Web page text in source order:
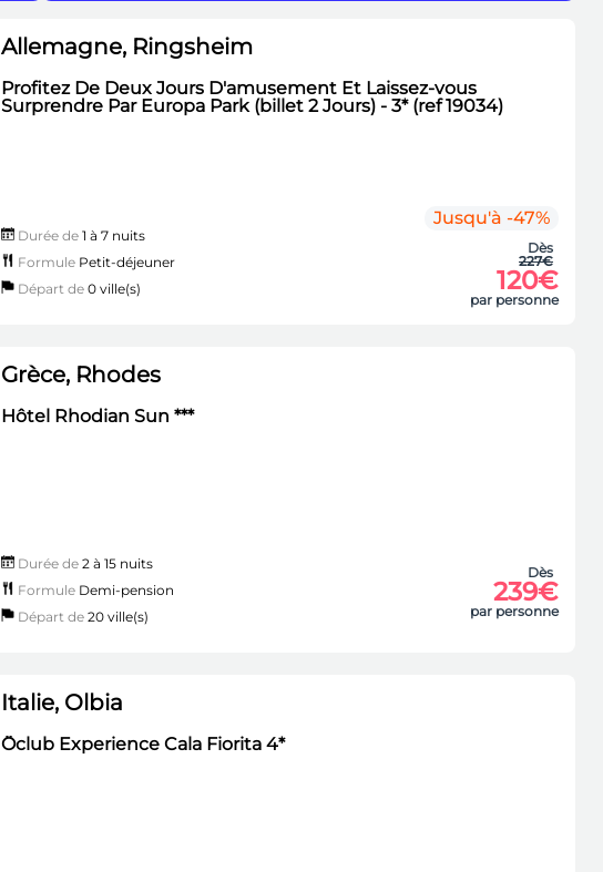
Allemagne, Ringsheim
Profitez De Deux Jours D'amusement Et Laissez-vous
Surprendre Par Europa Park (billet 2 Jours) - 3* (ref 19034)
Durée de 1 à 7 nuits
Formule Petit-déjeuner
Départ de 0 ville(s)
Jusqu'à -47%
Dès
227€
120€
par personne
Grèce, Rhodes
Hôtel Rhodian Sun ***
Durée de 2 à 15 nuits
Formule Demi-pension
Départ de 20 ville(s)
Dès
239€
par personne
Italie, Olbia
Ôclub Experience Cala Fiorita 4*